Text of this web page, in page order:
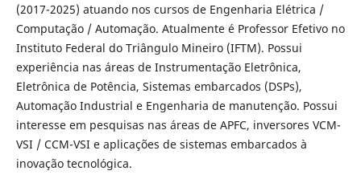
(2017-2025) atuando nos cursos de Engenharia Elétrica /
Computação / Automação. Atualmente é Professor Efetivo no
Instituto Federal do Triângulo Mineiro (IFTM). Possui
experiência nas áreas de Instrumentação Eletrônica,
Eletrônica de Potência, Sistemas embarcados (DSPs),
Automação Industrial e Engenharia de manutenção. Possui
interesse em pesquisas nas áreas de APFC, inversores VCM-
VSI / CCM-VSI e aplicações de sistemas embarcados à
inovação tecnológica.